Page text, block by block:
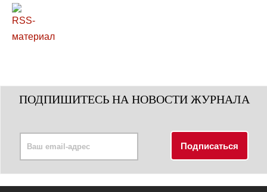
ПОДПИШИТЕСЬ НА НОВОСТИ ЖУРНАЛА